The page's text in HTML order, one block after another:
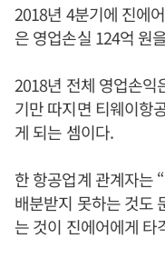
2018년 4분기에 진에
은 영업손실 124억 원
2018년 전체 영업손익
기만 따지면 티웨이항
게 되는 셈이다.
한 항공업계 관계자는
배분받지 못하는 것도
는 것이 진에어에게 타